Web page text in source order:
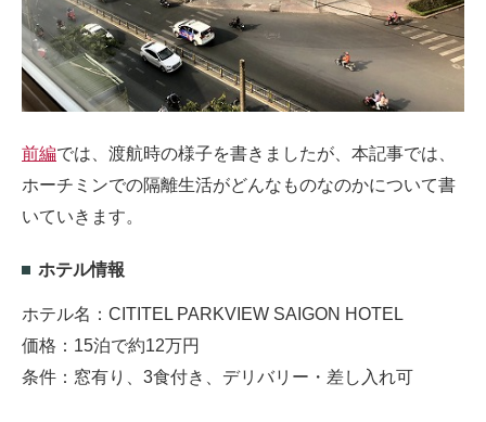
前編では、渡航時の様子を書きましたが、本記事では、
ホーチミンでの隔離生活がどんなものなのかについて書
いていきます。
ホテル情報
ホテル名：CITITEL PARKVIEW SAIGON HOTEL
価格：15泊で約12万円
条件：窓有り、3食付き、デリバリー・差し入れ可